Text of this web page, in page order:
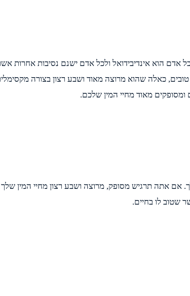
הוא אינדיבידואל ולכל אדם ישנם נסיבות אחרות
טובים, כאלה שהוא מרוצה מאוד ושבע רצון בצורה
מאוד מחיי המין שלכם.
אם אתה תרגיש מסופק, מרוצה ושבע רצון מחיי המין
שטוב לו בחיים.